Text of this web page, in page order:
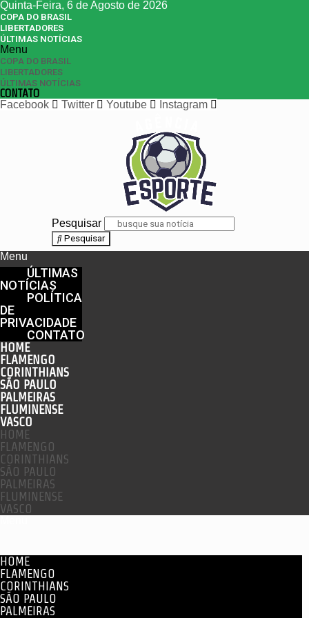
Quinta-Feira, 6 de Agosto de 2026
COPA DO BRASIL
LIBERTADORES
ÚLTIMAS NOTÍCIAS
Menu
COPA DO BRASIL
LIBERTADORES
ÚLTIMAS NOTÍCIAS
CONTATO
Facebook
Twitter Youtube Instagram
Pesquisar
Pesquisar
Menu
ÚLTIMAS
NOTÍCIAS
POLÍTICA
DE
PRIVACIDADE
CONTATO
HOME
FLAMENGO
CORINTHIANS
SÃO PAULO
PALMEIRAS
FLUMINENSE
VASCO
HOME
FLAMENGO
CORINTHIANS
SÃO PAULO
PALMEIRAS
FLUMINENSE
VASCO
HOME
FLAMENGO
CORINTHIANS
SÃO PAULO
PALMEIRAS